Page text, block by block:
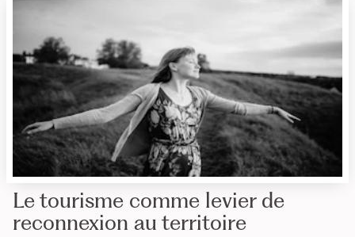
Le tourisme comme levier de
reconnexion au territoire